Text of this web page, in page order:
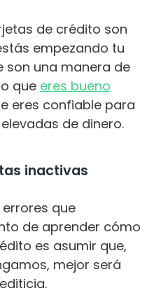
de crédito son
empezando tu
son una manera de
que eres bueno
eres confiable para
de dinero.
inactivas
que
de aprender cómo
es asumir que,
mejor será